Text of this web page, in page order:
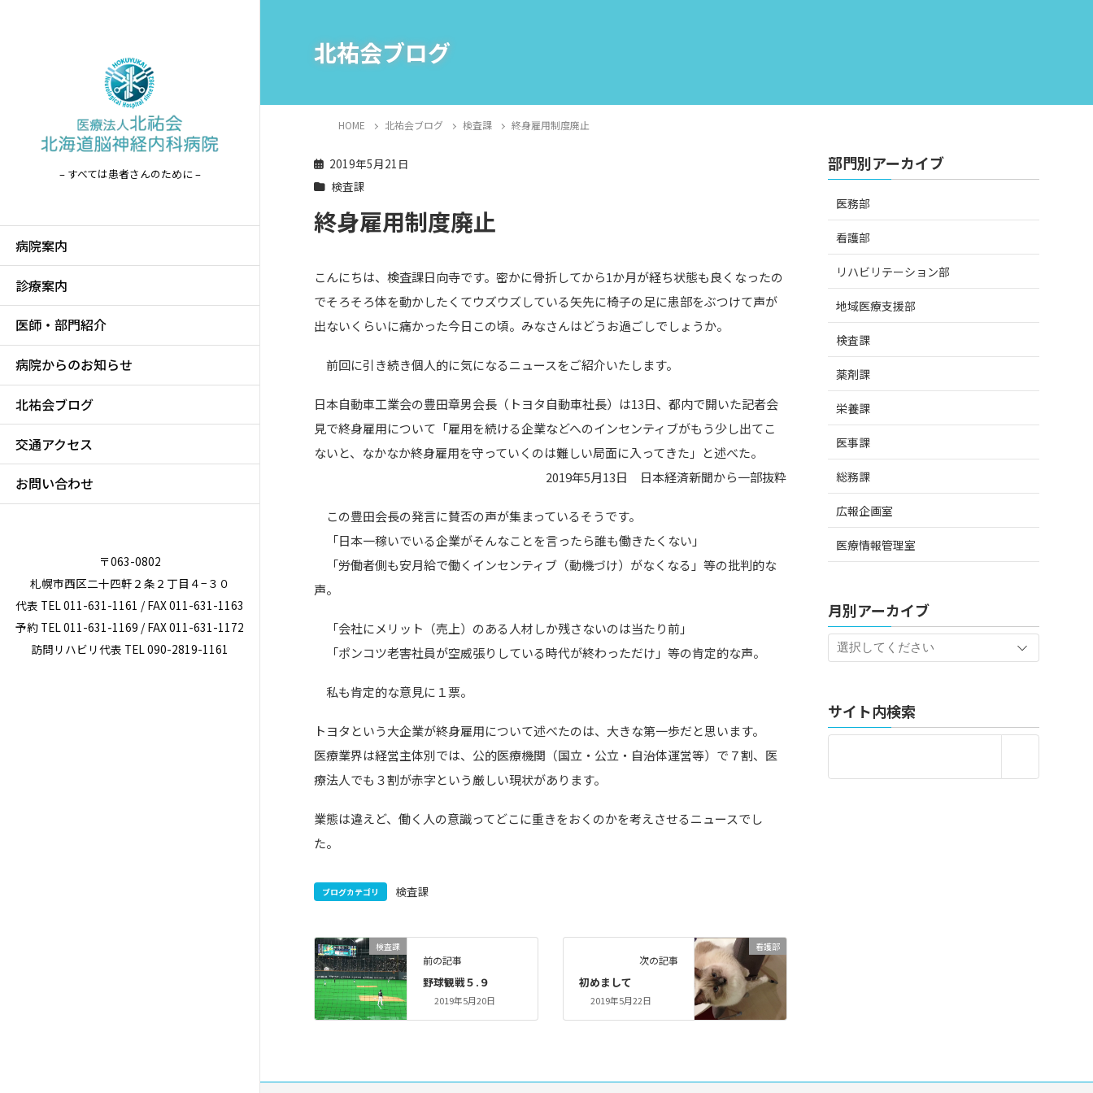
– すべては患者さんのために –
病院案内
診療案内
医師・部門紹介
病院からのお知らせ
北祐会ブログ
交通アクセス
お問い合わせ
〒063-0802
札幌市西区二十四軒２条２丁目４−３０
代表 TEL 011-631-1161 / FAX 011-631-1163
予約 TEL 011-631-1169 / FAX 011-631-1172
訪問リハビリ代表 TEL 090-2819-1161
北祐会ブログ
HOME 北祐会ブログ 検査課 終身雇用制度廃止
2019年5月21日
検査課
終身雇用制度廃止
こんにちは、検査課日向寺です。密かに骨折してから1か月が経ち状態も良くなったの
でそろそろ体を動かしたくてウズウズしている矢先に椅子の足に患部をぶつけて声が
出ないくらいに痛かった今日この頃。みなさんはどうお過ごしでしょうか。
前回に引き続き個人的に気になるニュースをご紹介いたします。
日本自動車工業会の豊田章男会長（トヨタ自動車社長）は13日、都内で開いた記者会
見で終身雇用について「雇用を続ける企業などへのインセンティブがもう少し出てこ
ないと、なかなか終身雇用を守っていくのは難しい局面に入ってきた」と述べた。
2019年5月13日 日本経済新聞から一部抜粋
この豊田会長の発言に賛否の声が集まっているそうです。
「日本一稼いでいる企業がそんなことを言ったら誰も働きたくない」
「労働者側も安月給で働くインセンティブ（動機づけ）がなくなる」等の批判的な
声。
「会社にメリット（売上）のある人材しか残さないのは当たり前」
「ポンコツ老害社員が空威張りしている時代が終わっただけ」等の肯定的な声。
私も肯定的な意見に１票。
トヨタという大企業が終身雇用について述べたのは、大きな第一歩だと思います。
医療業界は経営主体別では、公的医療機関（国立・公立・自治体運営等）で７割、医
療法人でも３割が赤字という厳しい現状があります。
業態は違えど、働く人の意識ってどこに重きをおくのかを考えさせるニュースでし
た。
ブログカテゴリ 検査課
検査課
前の記事
野球観戦５.９
2019年5月20日
看護部
次の記事
初めまして
2019年5月22日
部門別アーカイブ
医務部
看護部
リハビリテーション部
地域医療支援部
検査課
薬剤課
栄養課
医事課
総務課
広報企画室
医療情報管理室
月別アーカイブ
サイト内検索